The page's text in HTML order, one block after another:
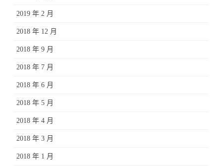
2019 年 2 月
2018 年 12 月
2018 年 9 月
2018 年 7 月
2018 年 6 月
2018 年 5 月
2018 年 4 月
2018 年 3 月
2018 年 1 月